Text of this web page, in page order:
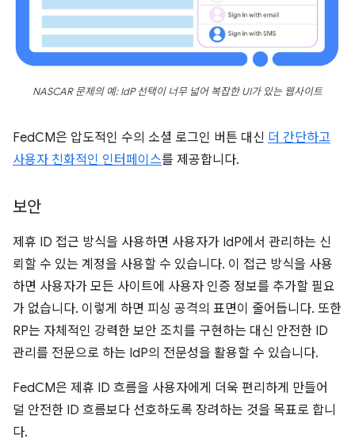
NASCAR 문제의 예: IdP 선택이 너무 넓어 복잡한 UI가 있는 웹사이트
FedCM은 압도적인 수의 소셜 로그인 버튼 대신 더 간단하고
사용자 친화적인 인터페이스를 제공합니다.
보안
제휴 ID 접근 방식을 사용하면 사용자가 IdP에서 관리하는 신
뢰할 수 있는 계정을 사용할 수 있습니다. 이 접근 방식을 사용
하면 사용자가 모든 사이트에 사용자 인증 정보를 추가할 필요
가 없습니다. 이렇게 하면 피싱 공격의 표면이 줄어듭니다. 또한
RP는 자체적인 강력한 보안 조치를 구현하는 대신 안전한 ID
관리를 전문으로 하는 IdP의 전문성을 활용할 수 있습니다.
FedCM은 제휴 ID 흐름을 사용자에게 더욱 편리하게 만들어
덜 안전한 ID 흐름보다 선호하도록 장려하는 것을 목표로 합니
다.